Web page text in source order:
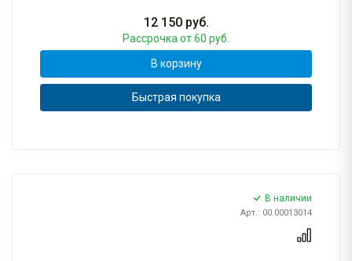
12 150руб.
Рассрочка от 60 руб.
В корзину
Быстрая покупка
В наличии
Арт.: 00.00013014